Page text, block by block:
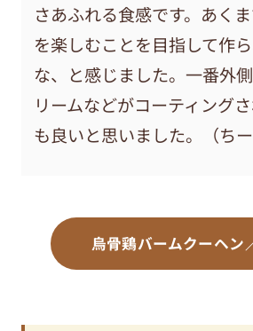
さあふれる食感です。あく
を楽しむことを目指して作
な、と感じました。一番外
リームなどがコーティング
も良いと思いました。（ちー
烏骨鶏バームクーヘン